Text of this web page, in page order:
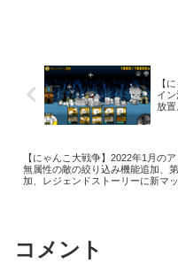
【
イ
放置
【にゃんこ大戦争】2022年1月のア
無属性の敵の絞り込み機能追加、
加、レジェンドストーリーに新マッ
コメント